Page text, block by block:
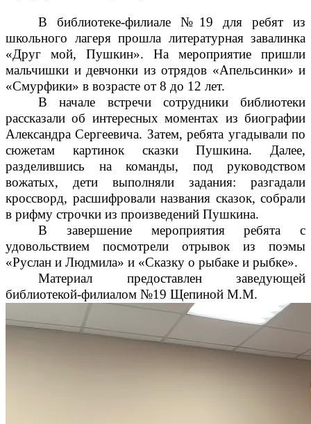
В библиотеке-филиале №19 для ребят из
школьного лагеря прошла литературная завалинка
«Друг мой, Пушкин». На мероприятие пришли
мальчишки и девчонки из отрядов «Апельсинки» и
«Смурфики» в возрасте от 8 до 12 лет.
В начале встречи сотрудники библиотеки
рассказали об интересных моментах из биографии
Александра Сергеевича. Затем, ребята угадывали по
сюжетам картинок сказки Пушкина. Далее,
разделившись на команды, под руководством
вожатых, дети выполняли задания: разгадали
кроссворд, расшифровали названия сказок, собрали
в рифму строчки из произведений Пушкина.
В завершение мероприятия ребята с
удовольствием посмотрели отрывок из поэмы
«Руслан и Людмила» и «Сказку о рыбаке и рыбке».
Материал предоставлен заведующей
библиотекой-филиалом №19 Щепиной М.М.